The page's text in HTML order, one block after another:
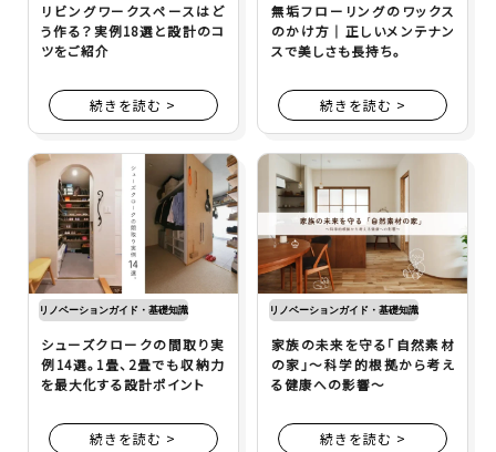
リビングワークスペースはど
う作る？実例18選と設計のコ
ツをご紹介
続きを読む >
無垢フローリングのワックス
のかけ方｜正しいメンテナン
スで美しさも長持ち。
続きを読む >
リノベーションガイド・基礎知識
シューズクロークの間取り実
例14選。1畳、2畳でも収納力
を最大化する設計ポイント
続きを読む >
リノベーションガイド・基礎知識
家族の未来を守る「自然素材
の家」～科学的根拠から考え
る健康への影響～
続きを読む >